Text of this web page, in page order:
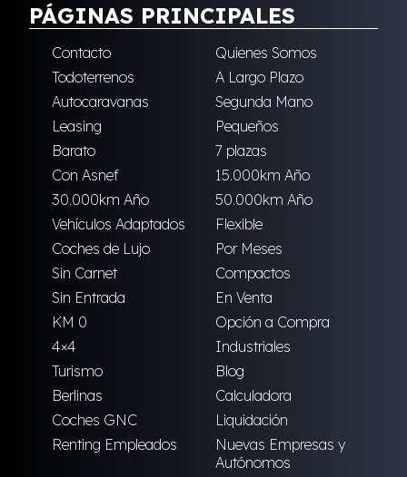
PÁGINAS PRINCIPALES
Contacto
Quienes Somos
Todoterrenos
A Largo Plazo
Autocaravanas
Segunda Mano
Leasing
Pequeños
Barato
7 plazas
Con Asnef
15.000km Año
30.000km Año
50.000km Año
Vehículos Adaptados
Flexible
Coches de Lujo
Por Meses
Sin Carnet
Compactos
Sin Entrada
En Venta
KM 0
Opción a Compra
4×4
Industriales
Turismo
Blog
Berlinas
Calculadora
Coches GNC
Liquidación
Renting Empleados
Nuevas Empresas y
Autónomos